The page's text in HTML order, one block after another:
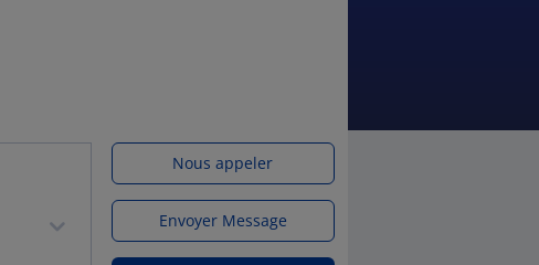
Nous appeler
Envoyer Message